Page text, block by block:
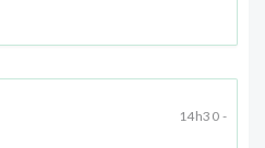
14h30 -